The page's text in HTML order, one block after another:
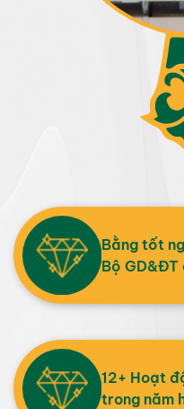
Bằng tốt
Bộ GD&ĐT
12+ Hoạt
trong năm